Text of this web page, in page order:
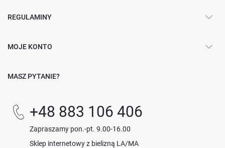
REGULAMINY
MOJE KONTO
MASZ PYTANIE?
+48 883 106 406
Zapraszamy pon.-pt. 9.00-16.00
Sklep internetowy z bielizną LA/MA